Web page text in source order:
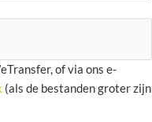
of via ons e-
(als de bestanden groter zijn